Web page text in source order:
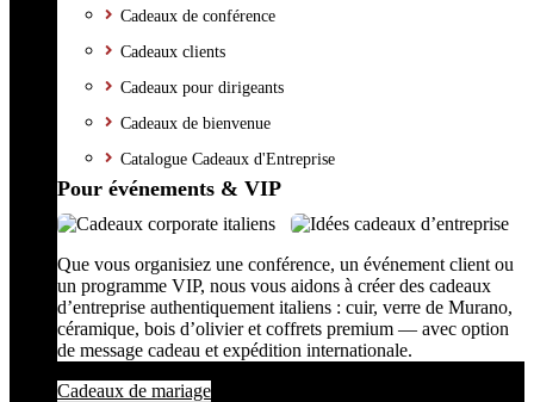
Cadeaux de conférence
Cadeaux clients
Cadeaux pour dirigeants
Cadeaux de bienvenue
Catalogue Cadeaux d'Entreprise
Pour événements & VIP
Que vous organisiez une conférence, un événement client ou
un programme VIP, nous vous aidons à créer des cadeaux
d’entreprise authentiquement italiens : cuir, verre de Murano,
céramique, bois d’olivier et coffrets premium — avec option
de message cadeau et expédition internationale.
Cadeaux de mariage